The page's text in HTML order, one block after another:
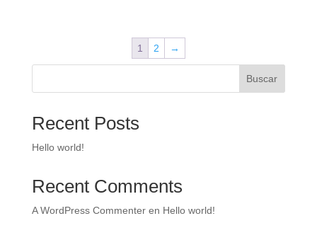
desde
17,00 €
1 2 →
Buscar
Recent Posts
Hello world!
Recent Comments
A WordPress Commenteren Hello world!